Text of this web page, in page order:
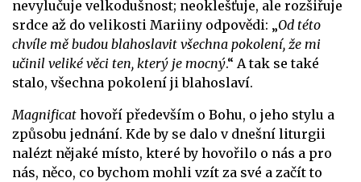
nevylučuje velkodušnost; neoklešťuje, ale rozšiřuje
srdce až do velikosti Mariiny odpovědi: „Od této
chvíle mě budou blahoslavit všechna pokolení, že mi
učinil veliké věci ten, který je mocný.“ A tak se také
stalo, všechna pokolení ji blahoslaví.
Magnificat hovoří především o Bohu, o jeho stylu a
způsobu jednání. Kde by se dalo v dnešní liturgii
nalézt nějaké místo, které by hovořilo o nás a pro
nás, něco, co bychom mohli vzít za své a začít to